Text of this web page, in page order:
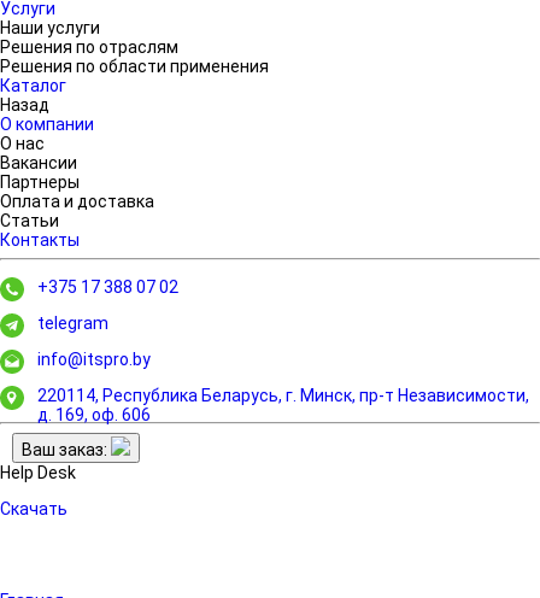
Услуги
Наши услуги
Решения по отраслям
Решения по области применения
Каталог
Назад
О компании
О нас
Вакансии
Партнеры
Оплата и доставка
Статьи
Контакты
+375 17 388 07 02
telegram
info@itspro.by
220114, Республика Беларусь, г. Минск, пр-т Независимости,
д. 169, оф. 606
Ваш заказ:
Help Desk
Скачать